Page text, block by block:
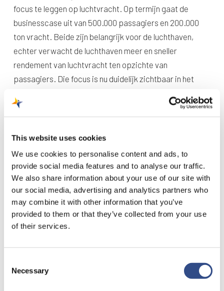
This website uses cookies
We use cookies to personalise content and ads, to
provide social media features and to analyse our traffic.
We also share information about your use of our site with
our social media, advertising and analytics partners who
may combine it with other information that you’ve
provided to them or that they’ve collected from your use
of their services.
Selection
Necessary
focus te leggen op luchtvracht. Op termijn gaat de
businesscase uit van 500.000 passagiers en 200.000
ton vracht. Beide zijn belangrijk voor de luchthaven,
echter verwacht de luchthaven meer en sneller
rendement van luchtvracht ten opzichte van
passagiers. Die focus is nu duidelijk zichtbaar in het
vracht
2025 41.636 159.270 7.549
2024 28.448 230.932 9.957
Luchthavenbesluit
Maastricht Aachen Airport diende eerder deze maand
de aanvraag in voor een nieuw Luchthavenbesluit. Dit
nieuwe Luchthavenbesluit is een belangrijke stap in de